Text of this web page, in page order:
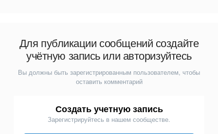
Для публикации сообщений создайте
учётную запись или авторизуйтесь
Вы должны быть зарегистрированным пользователем, чтобы
оставить комментарий
Создать учетную запись
Зарегистрируйтесь в нашем сообществе.